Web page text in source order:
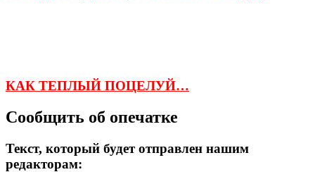
КАК ТЕПЛЫЙ ПОЦЕЛУЙ…
Сообщить об опечатке
Текст, который будет отправлен нашим
редакторам: